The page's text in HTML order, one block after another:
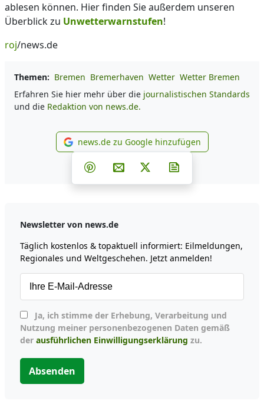
ablesen können. Hier finden Sie außerdem unseren
Überblick zu Unwetterwarnstufen!
roj/news.de
Themen: Bremen Bremerhaven Wetter Wetter Bremen
Erfahren Sie hier mehr über die journalistischen Standards
und die Redaktion von news.de.
news.de zu Google
news.de zu Google hinzufügen
Teilen auf Facebook
Teilen auf Whatsapp
Teilen auf Telegram
Teilen auf Pinterest
Per E-Mail teilen
Post auf X
Newsletter von news.de
Täglich kostenlos & topaktuell informiert: Eilmeldungen,
Regionales und Weltgeschehen. Jetzt anmelden!
Nutzung meiner personenbezogenen Daten gemäß
der ausführlichen Einwilligungserklärung zu.
Absenden